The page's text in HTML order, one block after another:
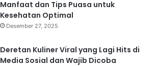
Manfaat dan Tips Puasa untuk
Kesehatan Optimal
Desember 27, 2025
Deretan Kuliner Viral yang Lagi Hits di
Media Sosial dan Wajib Dicoba